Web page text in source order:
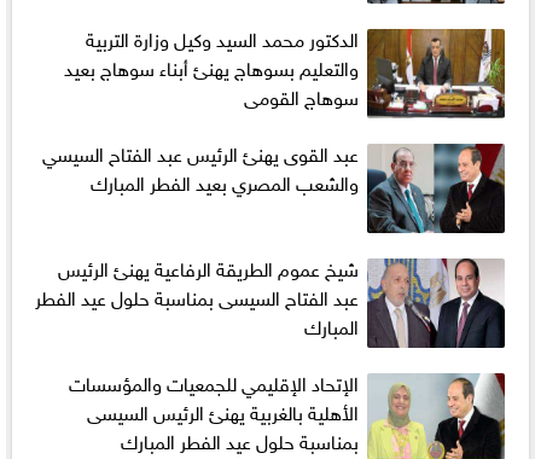
الدكتور محمد السيد وكيل وزارة التربية
والتعليم بسوهاج يهنئ أبناء سوهاج بعيد
سوهاج القومى
عبد القوى يهنئ الرئيس عبد الفتاح السيسي
والشعب المصري بعيد الفطر المبارك
شيخ عموم الطريقة الرفاعية يهنئ الرئيس
عبد الفتاح السيسى بمناسبة حلول عيد الفطر
المبارك
الإتحاد الإقليمي للجمعيات والمؤسسات
الأهلية بالغربية يهنئ الرئيس السيسى
بمناسبة حلول عيد الفطر المبارك